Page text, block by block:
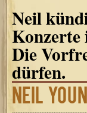
Neil
Konzerte
Die
dürfen.
Neil